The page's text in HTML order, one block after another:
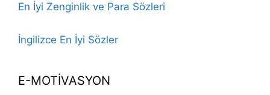
En İyi Zenginlik ve Para Sözleri
İngilizce En İyi Sözler
E-MOTİVASYON